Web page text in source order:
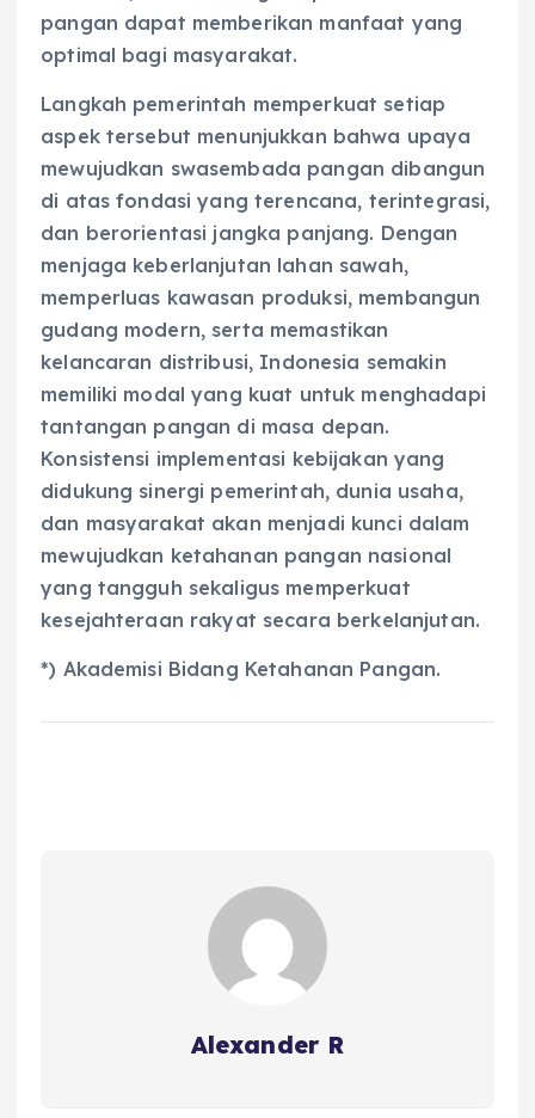
pangan dapat memberikan manfaat yang
optimal bagi masyarakat.
Langkah pemerintah memperkuat setiap
aspek tersebut menunjukkan bahwa upaya
mewujudkan swasembada pangan dibangun
di atas fondasi yang terencana, terintegrasi,
dan berorientasi jangka panjang. Dengan
menjaga keberlanjutan lahan sawah,
memperluas kawasan produksi, membangun
gudang modern, serta memastikan
kelancaran distribusi, Indonesia semakin
memiliki modal yang kuat untuk menghadapi
tantangan pangan di masa depan.
Konsistensi implementasi kebijakan yang
didukung sinergi pemerintah, dunia usaha,
dan masyarakat akan menjadi kunci dalam
mewujudkan ketahanan pangan nasional
yang tangguh sekaligus memperkuat
kesejahteraan rakyat secara berkelanjutan.
*) Akademisi Bidang Ketahanan Pangan.
Alexander R